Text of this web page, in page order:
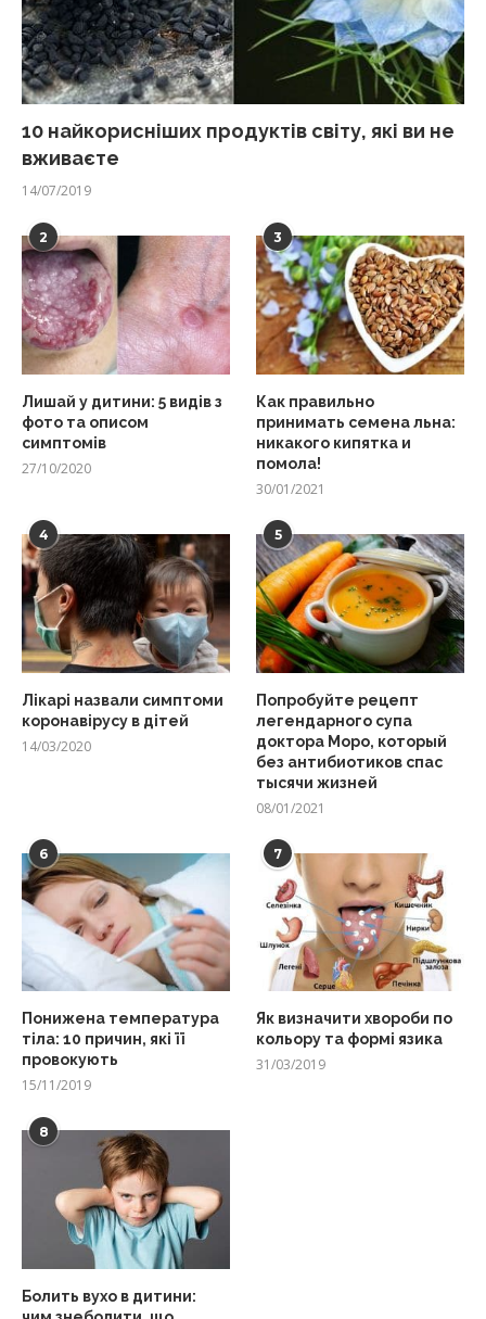
10 найкорисніших продуктів світу, які ви не
вживаєте
14/07/2019
2
Лишай у дитини: 5 видів з
фото та описом
симптомів
27/10/2020
3
Как правильно
принимать семена льна:
никакого кипятка и
помола!
30/01/2021
4
Лікарі назвали симптоми
коронавірусу в дітей
14/03/2020
5
Попробуйте рецепт
легендарного супа
доктора Моро, который
без антибиотиков спас
тысячи жизней
08/01/2021
6
Понижена температура
тіла: 10 причин, які її
провокують
15/11/2019
7
Як визначити хвороби по
кольору та формі язика
31/03/2019
8
Болить вухо в дитини: